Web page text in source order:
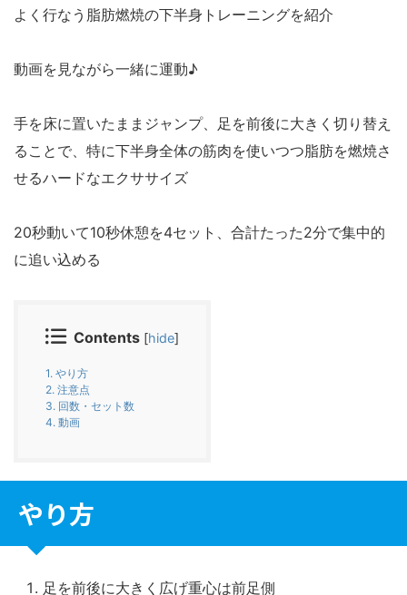
よく行なう脂肪燃焼の下半身トレーニングを紹介
動画を見ながら一緒に運動♪
手を床に置いたままジャンプ、足を前後に大きく切り替え
ることで、特に下半身全体の筋肉を使いつつ脂肪を燃焼さ
せるハードなエクササイズ
20秒動いて10秒休憩を4セット、合計たった2分で集中的
に追い込める
Contents [hide]
1. やり方
2. 注意点
3. 回数・セット数
4. 動画
やり方
足を前後に大きく広げ重心は前足側